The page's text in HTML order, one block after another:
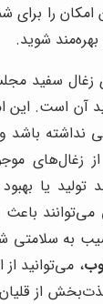
را برای
شوید.
سفید
آن است.
نداشته باشد و
زغال‌های
تولید یا
باعث
به سلامتی
، می‌توانید
از